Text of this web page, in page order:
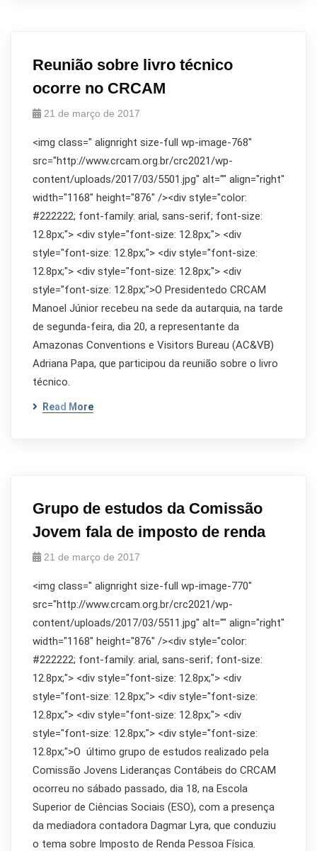
Reunião sobre livro técnico
ocorre no CRCAM
21 de março de 2017
<img class=" alignright size-full wp-image-768"
src="http://www.crcam.org.br/crc2021/wp-
content/uploads/2017/03/5501.jpg" alt="" align="right"
width="1168" height="876" /><div style="color:
#222222; font-family: arial, sans-serif; font-size:
12.8px;"> <div style="font-size: 12.8px;"> <div
style="font-size: 12.8px;"> <div style="font-size:
12.8px;"> <div style="font-size: 12.8px;"> <div
style="font-size: 12.8px;">O Presidentedo CRCAM
Manoel Júnior recebeu na sede da autarquia, na tarde
de segunda-feira, dia 20, a representante da
Amazonas Conventions e Visitors Bureau (AC&VB)
Adriana Papa, que participou da reunião sobre o livro
técnico.
Read More
Grupo de estudos da Comissão
Jovem fala de imposto de renda
21 de março de 2017
<img class=" alignright size-full wp-image-770"
src="http://www.crcam.org.br/crc2021/wp-
content/uploads/2017/03/5511.jpg" alt="" align="right"
width="1168" height="876" /><div style="color:
#222222; font-family: arial, sans-serif; font-size:
12.8px;"> <div style="font-size: 12.8px;"> <div
style="font-size: 12.8px;"> <div style="font-size:
12.8px;"> <div style="font-size: 12.8px;"> <div
style="font-size: 12.8px;"> <div style="font-size:
12.8px;">O último grupo de estudos realizado pela
Comissão Jovens Lideranças Contábeis do CRCAM
ocorreu no sábado passado, dia 18, na Escola
Superior de Ciências Sociais (ESO), com a presença
da mediadora contadora Dagmar Lyra, que conduziu
o tema sobre Imposto de Renda Pessoa Física.